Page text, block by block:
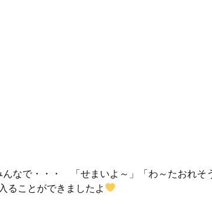
なで・・・ 「せまいよ～」「わ～たおれそ
ることができましたよ